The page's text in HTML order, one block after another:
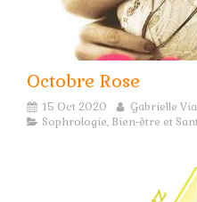
Octobre Rose
15 Oct 2020
Gabrielle
Sophrologie, Bien-être et